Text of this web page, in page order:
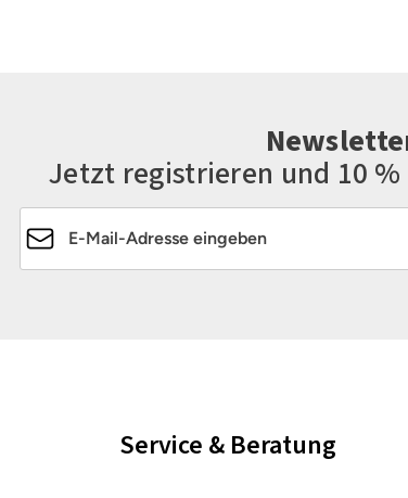
Jetzt registrieren und 10
Service & Beratung